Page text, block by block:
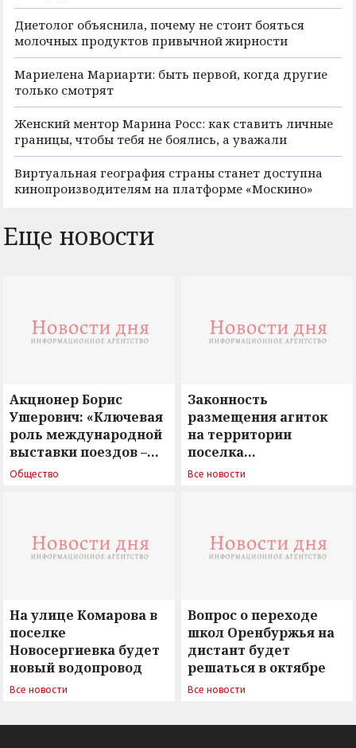
Диетолог объяснила, почему не стоит бояться
молочных продуктов привычной жирности
Мариелена Мариарти: быть первой, когда другие
только смотрят
Женский ментор Марина Росс: как ставить личные
границы, чтобы тебя не боялись, а уважали
Виртуальная география страны станет доступна
кинопроизводителям на платформе «Москино»
Еще новости
Акционер Борис
Ушерович: «Ключевая
роль международной
выставки поездов –
поиск ответов на
Общество
Законность
размещения агиток
на территории
поселка
Новосергиевка
Все новости
На улице Комарова в
поселке
Новосергиевка будет
новый водопровод
Все новости
Вопрос о переходе
школ Оренбуржья на
дистант будет
решаться в октябре
Все новости